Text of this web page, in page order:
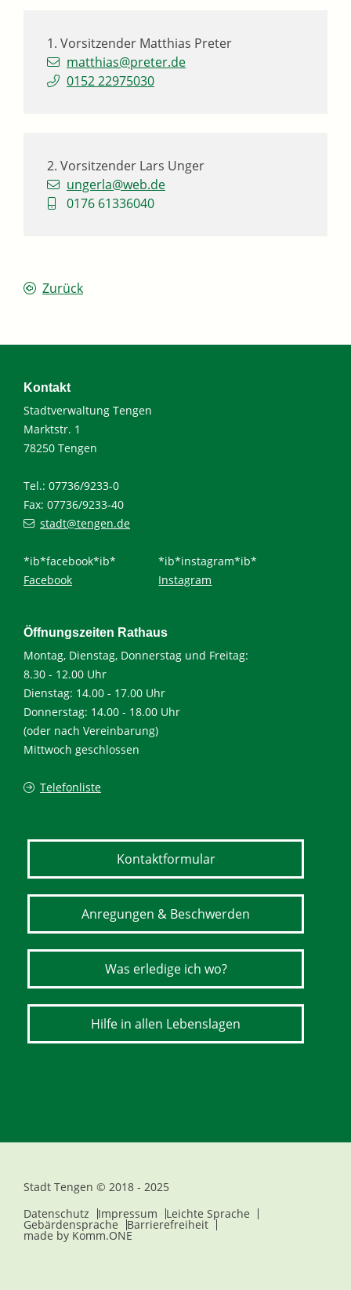
1. Vorsitzender Matthias Preter
matthias@preter.de
0152 22975030
2. Vorsitzender Lars Unger
ungerla@web.de
0176 61336040
Zurück
Kontakt
Stadtverwaltung Tengen
Marktstr. 1
78250 Tengen
Tel.: 07736/9233-0
Fax: 07736/9233-40
stadt@tengen.de
*ib*facebook*ib*
Facebook
*ib*instagram*ib*
Instagram
Öffnungszeiten Rathaus
Montag, Dienstag, Donnerstag und Freitag:
8.30 - 12.00 Uhr
Dienstag: 14.00 - 17.00 Uhr
Donnerstag: 14.00 - 18.00 Uhr
(oder nach Vereinbarung)
Mittwoch geschlossen
Telefonliste
Kontaktformular
Anregungen & Beschwerden
Was erledige ich wo?
Hilfe in allen Lebenslagen
Stadt Tengen © 2018 - 2025
Datenschutz
Impressum Leichte Sprache
Gebärdensprache Barrierefreiheit
made by Komm.ONE